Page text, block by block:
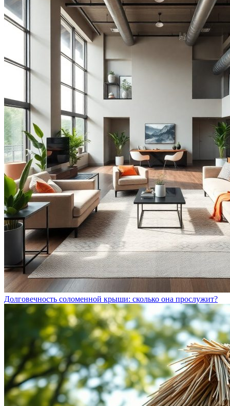
Долговечность соломенной крыши: сколько она прослужит?